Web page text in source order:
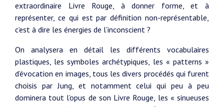
extraordinaire Livre Rouge, à donner forme, et à
représenter, ce qui est par définition non-représentable,
c’est à dire les énergies de l’inconscient ?
On analysera en détail les différents vocabulaires
plastiques, les symboles archétypiques, les « patterns »
d’évocation en images, tous les divers procédés qui furent
choisis par Jung, et notamment celui qui peu à peu
dominera tout l’opus de son Livre Rouge, les « sinueuses